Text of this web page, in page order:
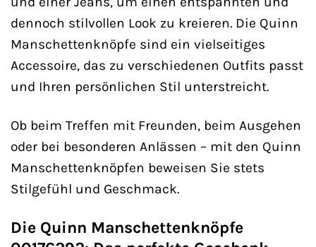
dennoch stilvollen Look zu kreieren. Die Quinn
Manschettenknöpfe sind ein vielseitiges
Accessoire, das zu verschiedenen Outfits passt
und Ihren persönlichen Stil unterstreicht.
Ob beim Treffen mit Freunden, beim Ausgehen
oder bei besonderen Anlässen – mit den Quinn
Manschettenknöpfen beweisen Sie stets
Stilgefühl und Geschmack.
Die Quinn Manschettenknöpfe